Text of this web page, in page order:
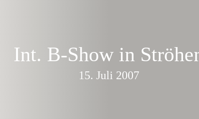
Int. B-Show in
15. Juli 2007